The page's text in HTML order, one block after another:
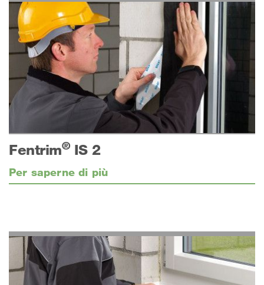
Fentrim®IS 2
Per saperne di più